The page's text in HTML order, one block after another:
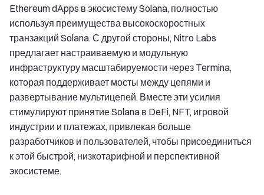
Ethereum dApps в экосистему Solana, полностью
используя преимущества высокоскоростных
транзакций Solana. С другой стороны, Nitro Labs
предлагает настраиваемую и модульную
инфраструктуру масштабируемости через Termina,
которая поддерживает мосты между цепями и
развертывание мультицепей. Вместе эти усилия
стимулируют принятие Solana в DeFi, NFT, игровой
индустрии и платежах, привлекая больше
разработчиков и пользователей, чтобы присоединиться
к этой быстрой, низкотарифной и перспективной
экосистеме.